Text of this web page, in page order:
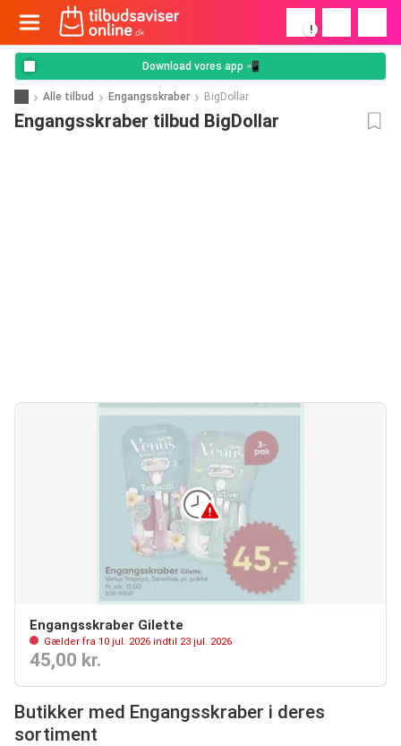
!
Download vores app 📲
Alle tilbud Engangsskraber BigDollar
Engangsskraber tilbud BigDollar
Engangsskraber Gilette
Gælder fra 10 jul. 2026 indtil 23 jul. 2026
45,00 kr.
Butikker med Engangsskraber i deres
sortiment